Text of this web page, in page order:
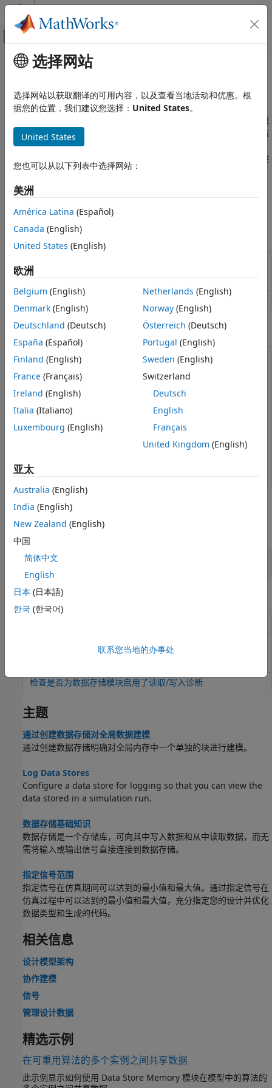
跳到内容
画布外导航菜单切换
文档主页
建模
设计模型架构
类别
子系统
模型引用
变体系统
数据存储
主要内容
数据存储
为模型不同级别的多个信号定义全局值
较大的模型可能需要将各个信号发送给图中不同位置的多个单独模
块。您可以配置一个数据存储，以允许从模型中的任何位置访问信
号数据，类似于计算机程序中的全局变量。但是，与全局变量类
似，数据存储可能会降低模型的透明度，使模型验证更加困难。要
决定是否使用数据存储，请参阅
要在较大模型中传送信号，可以考虑使用Goto和From模块，而
不是数据存储。
模块
Data Store Read
从数据存储中读取数据
Data Store Write
向数据存储中写入数据
类
Simulink.SimulationData.DataStoreMemory
Container for
data store
Simulink.SimulationData.BlockPath
Simulink.SimulationData.Dataset
访问记录的仿
组
模型设置
全部展开
数据存储诊断
建模规范
检查数据存储模块采样时间是否存在建模错误
检查是否为数据存储模块启用了读取/写入诊断
主题
通过创建数据存储对全局数据建模
通过创建数据存储明确对全局内存中一个单独的块进行建模。
Log Data Stores
Configure a data store for logging so that you can view the
data stored in a simulation run.
数据存储基础知识
数据存储是一个存储库，可向其中写入数据和从中读取数据，而无
需将输入或输出信号直接连接到数据存储。
指定信号范围
指定信号在仿真期间可以达到的最小值和最大值。通过指定信号在
仿真过程中可以达到的最小值和最大值，充分指定您的设计并优化
数据类型和生成的代码。
相关信息
设计模型架构
协作建模
信号
管理设计数据
精选示例
在可重用算法的多个实例之间共享数据
此示例显示如何使用 Data Store Memory 模块在模型中的算法的
选择网站
选择网站以获取翻译的可用内容，以及查看当地活动和优惠。根
据您的位置，我们建议您选择： United States。
United States
您也可以从以下列表中选择网站：
美洲
América Latina (Español)
Canada (English)
United States (English)
欧洲
Belgium (English)
Denmark (English)
Deutschland (Deutsch)
España (Español)
Finland (English)
France (Français)
Ireland (English)
Italia (Italiano)
Luxembourg (English)
Netherlands (English)
Norway(English)
Österreich (Deutsch)
Portugal (English)
Sweden (English)
Switzerland
Deutsch
English
Français
United Kingdom (English)
亚太
Australia (English)
India (English)
New Zealand (English)
中国
简体中文
English
日本 (日本語)
한국 (한국어)
联系您当地的办事处